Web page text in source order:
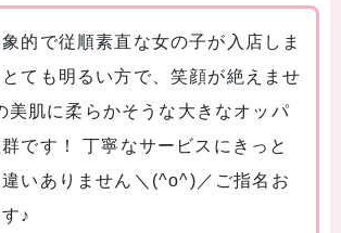
的で従順素直な女の子が入店しま
ても明るい方で、笑顔が絶えませ
美肌に柔らかそうな大きなオッパ
です！ 丁寧なサービスにきっと
いありません＼(^o^)／ご指名お
♪